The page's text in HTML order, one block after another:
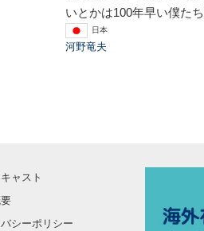
いとかは100年早い僕た
日本
河野竜夫
ャスト
シーポリシー